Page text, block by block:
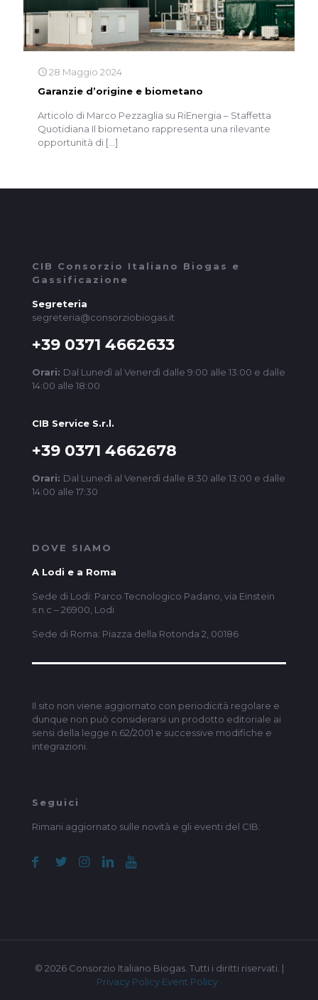
28 Maggio 2024
Garanzie d’origine e biometano
Articolo di Marco Pezzaglia su RiEnergia – Staffetta
Quotidiana Il biometano rappresenta una rilevante
opportunità di […]
CIB Consorzio Italiano Biogas e
Gassificazione
Segreteria
segreteria@consorziobiogas.it
+39 0371 4662633
Orari: Dal Lunedì al Venerdì dalle 9:00 alle 13:00 e dalle
14:00 alle 18:00
CIB Service S.r.l.
+39 0371 4662678
Orari: Dal Lunedì al Venerdì dalle 8:30 alle 13:00 e dalle
14:00 alle 17:30
DOVE SIAMO
A Lodi e a Roma
Sede di Lodi: Parco Tecnologico Padano, via Einstein
s.n.c – 26900, Lodi
Sede di Roma: Piazza della Rotonda 2, 00186
Il sito non viene aggiornato con periodicità regolare e
dunque non può considerarsi un prodotto editoriale ai
sensi della legge n.62/2001 e successive modifiche e
integrazioni.
Seguici
Rimani aggiornato sulle novità e gli eventi del CIB:
© 2026 Consorzio Italiano Biogas. Tutti i diritti riservati. |
Privacy Policy Event Policy·